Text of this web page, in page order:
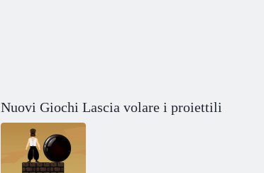
Nuovi Giochi Lascia volare i proiettili